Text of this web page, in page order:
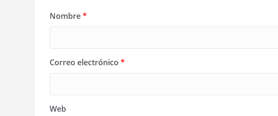
Nombre*
Correo electrónico *
Web